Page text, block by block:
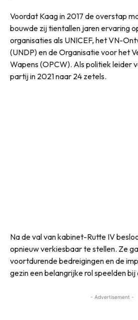
Voordat Kaag in 2017 de overstap
bouwde zij tientallen jaren ervaring
organisaties als UNICEF, het VN-
(UNDP) en de Organisatie voor het
Wapens (OPCW). Als politiek leider
partij in 2021 naar 24 zetels.
Na de val van kabinet-Rutte IV
opnieuw verkiesbaar te stellen. Ze
voortdurende bedreigingen en de
gezin een belangrijke rol speelden bij
- Advertisement -